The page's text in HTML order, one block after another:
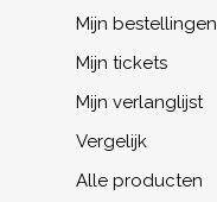
Mijn bestellingen
Mijn tickets
Mijn verlanglijst
Vergelijk
Alle producten